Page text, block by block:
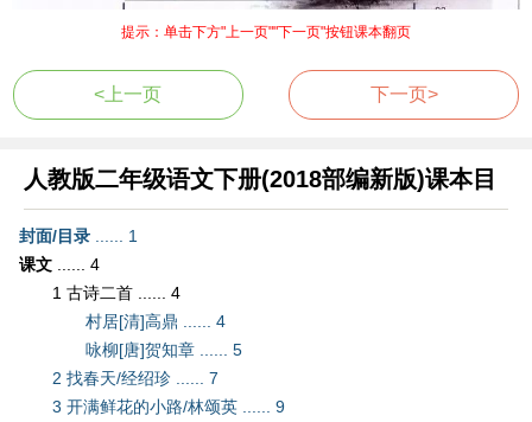
提示：单击下方"上一页""下一页"按钮课本翻页
<上一页 下一页>
人教版二年级语文下册(2018部编新版)课本目
录
封面/目录 ...... 1
课文 ...... 4
1 古诗二首 ...... 4
村居[清]高鼎 ...... 4
咏柳[唐]贺知章 ...... 5
2 找春天/经绍珍 ...... 7
3 开满鲜花的小路/林颂英 ...... 9